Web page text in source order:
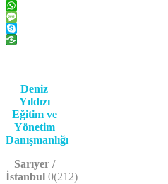
Email
WhatsApp
Message
Skype
Deniz
Yıldızı
Eğitim ve
Yönetim
Danışmanlığı
Sarıyer /
İstanbul 0(212)